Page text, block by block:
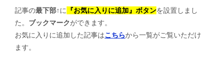
記事の最下部↑に 『お気に入りに追加』ボタンを設置しまし
た。 ブックマークができます。
お気に入りに追加した記事はこちらから一覧がご覧いただけ
ます。